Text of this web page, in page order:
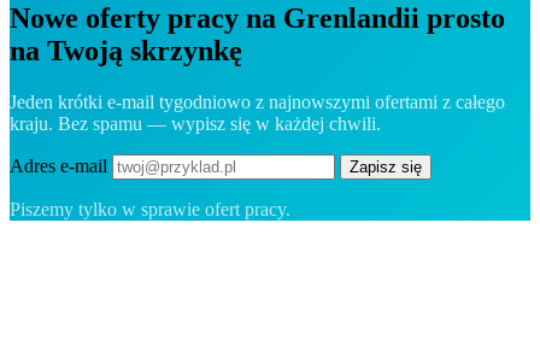
Nowe oferty pracy na Grenlandii prosto
na Twoją skrzynkę
Jeden krótki e-mail tygodniowo z najnowszymi ofertami z całego
kraju. Bez spamu — wypisz się w każdej chwili.
Adres e-mail Zapisz się
Piszemy tylko w sprawie ofert pracy.